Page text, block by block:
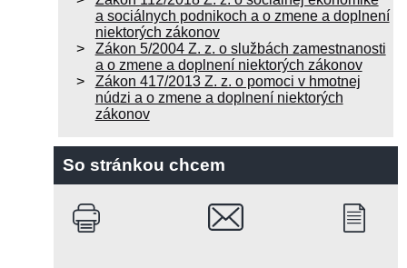
a sociálnych podnikoch a o zmene a doplnení
niektorých zákonov
Zákon 5/2004 Z. z. o službách zamestnanosti
a o zmene a doplnení niektorých zákonov
Zákon 417/2013 Z. z. o pomoci v hmotnej
núdzi a o zmene a doplnení niektorých
zákonov
So stránkou chcem